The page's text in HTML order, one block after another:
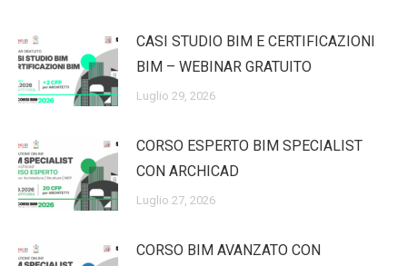
CASI STUDIO BIM E CERTIFICAZIONI
BIM – WEBINAR GRATUITO
Luglio 29, 2026
CORSO ESPERTO BIM SPECIALIST
CON ARCHICAD
Luglio 27, 2026
CORSO BIM AVANZATO CON